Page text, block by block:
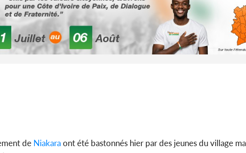
de Niakaraont été bastonnés hier par des jeunes du village
Côte
ayant